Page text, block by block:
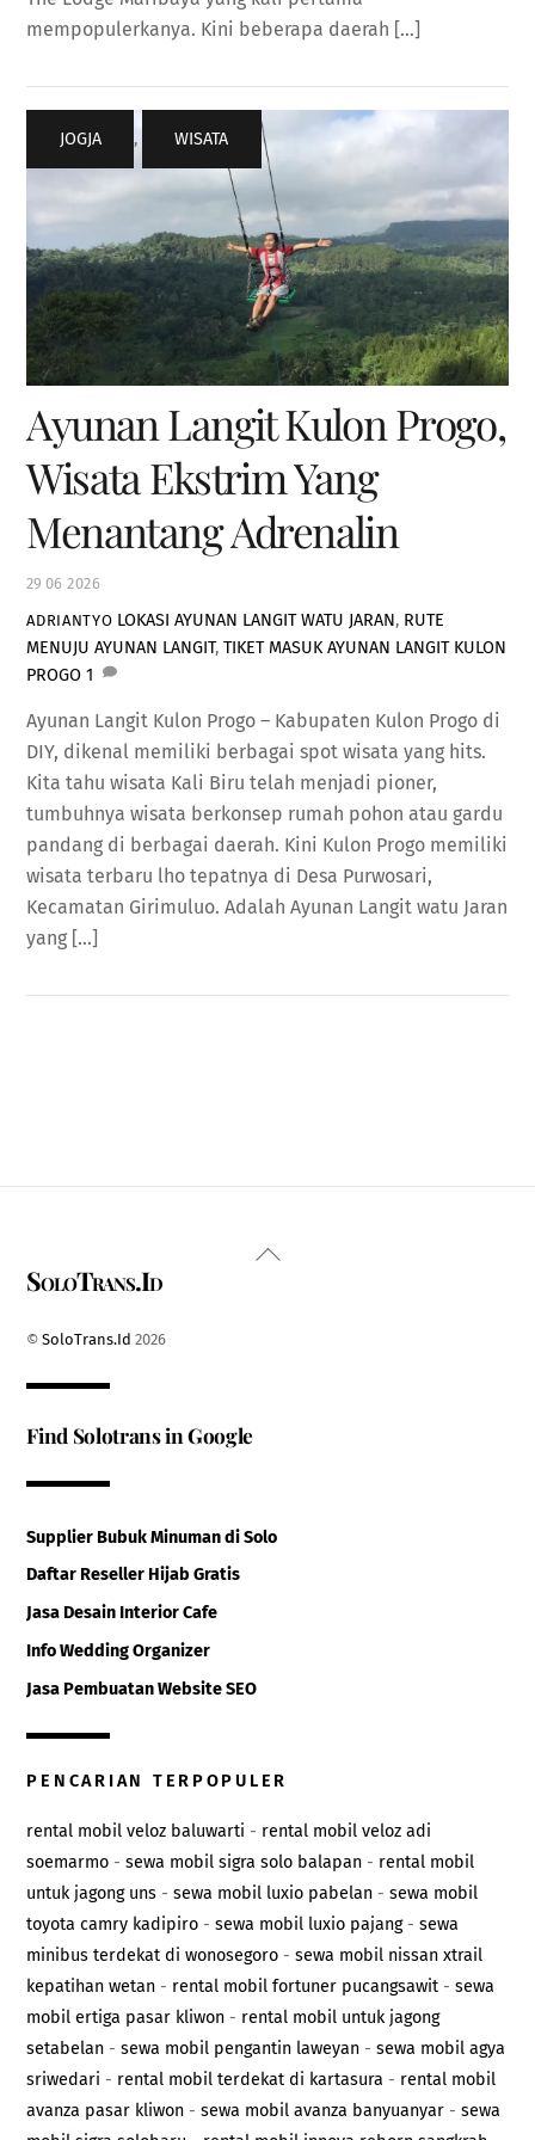
mempopulerkanya. Kini beberapa daerah […]
29 06 2026
Ayunan Langit Kulon Progo,
Wisata Ekstrim Yang
Menantang Adrenalin
ADRIANTYO
JOGJA , WISATA
LOKASI AYUNAN LANGIT WATU JARAN, RUTE
MENUJU AYUNAN LANGIT,TIKET MASUK AYUNAN LANGIT KULON
PROGO 1
Ayunan Langit Kulon Progo – Kabupaten Kulon Progo di
DIY, dikenal memiliki berbagai spot wisata yang hits.
Kita tahu wisata Kali Biru telah menjadi pioner,
tumbuhnya wisata berkonsep rumah pohon atau gardu
pandang di berbagai daerah. Kini Kulon Progo memiliki
wisata terbaru lho tepatnya di Desa Purwosari,
Kecamatan Girimuluo. Adalah Ayunan Langit watu Jaran
yang […]
Back
SoloTrans.Id
©SoloTrans.Id 2026
Find Solotrans in Google
Supplier Bubuk Minuman di Solo
Daftar Reseller Hijab Gratis
Jasa Desain Interior Cafe
Info Wedding Organizer
Jasa Pembuatan Website SEO
PENCARIAN TERPOPULER
rental mobil veloz baluwarti - rental mobil veloz adi
soemarmo -sewa mobil sigra solo balapan - rental mobil
untuk jagong uns -sewa mobil luxio pabelan -sewa mobil
toyota camry kadipiro -sewa mobil luxio pajang-sewa
minibus terdekat di wonosegoro -sewa mobil nissan xtrail
kepatihan wetan - rental mobil fortuner pucangsawit -sewa
mobil ertiga pasar kliwon - rental mobil untuk jagong
setabelan -sewa mobil pengantin laweyan -sewa mobil agya
sriwedari - rental mobil terdekat di kartasura - rental mobil
avanza pasar kliwon -sewa mobil avanza banyuanyar -sewa